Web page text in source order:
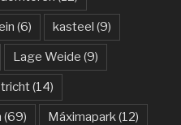
(6) kasteel (9)
Lage Weide (9)
(14)
(69) Máximapark(12)